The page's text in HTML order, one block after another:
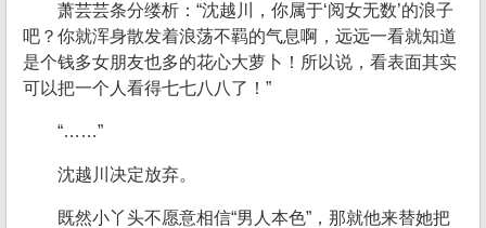
萧芸芸条分缕析：“沈越川，你属于‘阅女无数’的浪子
吧？你就浑身散发着浪荡不羁的气息啊，远远一看就知道
是个钱多女朋友也多的花心大萝卜！所以说，看表面其实
可以把一个人看得七七八八了！”
“……”
沈越川决定放弃。
既然小丫头不愿意相信“男人本色”，那就他来替她把